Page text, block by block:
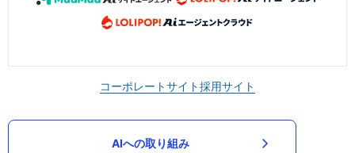
コーポレートサイト採用サイト
AIへの取り組み